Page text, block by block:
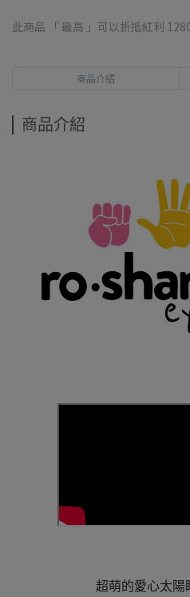
此商品 「 最高 」可以折抵紅利
商品介紹
商品介紹
超萌的愛心太陽